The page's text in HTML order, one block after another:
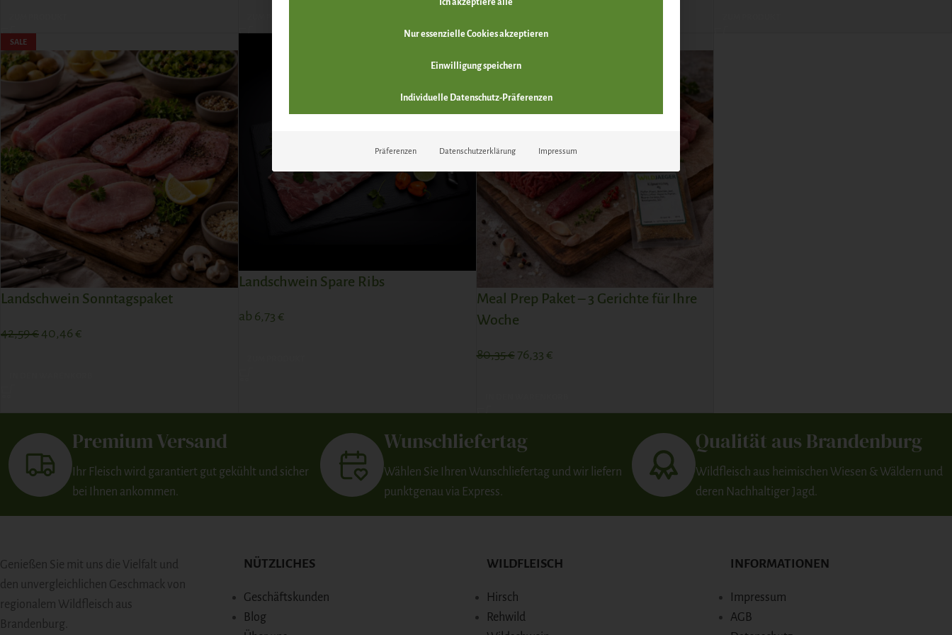
SALE
Landschwein Sonntagspaket
42,59€ 40,46 €
Landschwein Spare Ribs
ab 6,73 €
Meal Prep Paket – 3 Gerichte für Ihre
Woche
80,35€ 76,33 €
Premium Versand
Ihr Fleisch wird garantiert gut gekühlt und sicher
bei Ihnen ankommen.
Wunschliefertag
Wählen Sie Ihren Wunschliefertag und wir liefern
punktgenau via Express.
Qualität aus Brandenburg
Wildfleisch aus heimischen Wiesen & Wäldern und
deren Nachhaltiger Jagd.
Genießen Sie mit uns die Vielfalt und
den unvergleichlichen Geschmack von
regionalem Wildfleisch aus
Brandenburg.
NÜTZLICHES
Geschäftskunden
Blog
WILDFLEISCH
Hirsch
Rehwild
INFORMATIONEN
Impressum
AGB
Ich akzeptiere alle
Nur essenzielle Cookies akzeptieren
Einwilligung speichern
Individuelle Datenschutz-Präferenzen
Präferenzen Datenschutzerklärung Impressum